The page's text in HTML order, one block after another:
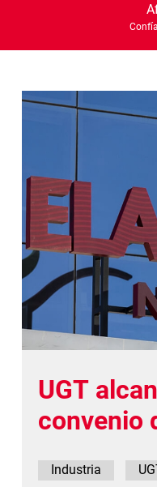
UGT
convenio
Industria